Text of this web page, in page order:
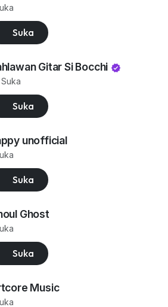
Suka
Gitar Si Bocchi
Suka
unofficial
Suka
Ghost
Suka
Music